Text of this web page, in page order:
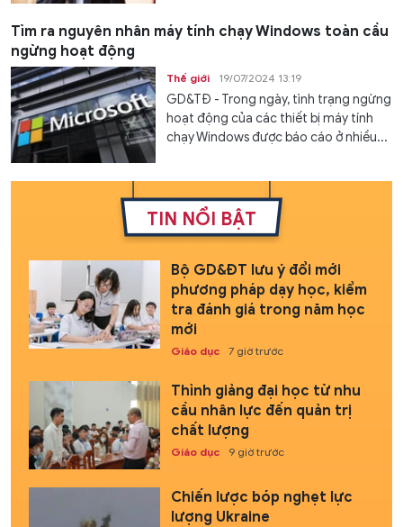
Tìm ra nguyên nhân máy tính chạy Windows toàn cầu
ngừng hoạt động
Thế giới 19/07/2024 13:19
GD&TĐ - Trong ngày, tình trạng ngừng
hoạt động của các thiết bị máy tính
chạy Windows được báo cáo ở nhiều...
TIN NỔI BẬT
Bộ GD&ĐT lưu ý đổi mới
phương pháp dạy học, kiểm
tra đánh giá trong năm học
mới
Giáo dục 7 giờ trước
Thỉnh giảng đại học từ nhu
cầu nhân lực đến quản trị
chất lượng
Giáo dục 9 giờ trước
Chiến lược bóp nghẹt lực
lượng Ukraine